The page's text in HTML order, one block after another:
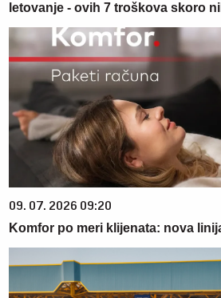
letovanje - ovih 7 troškova skoro
09. 07. 2026 09:20
Komfor po meri klijenata: nova